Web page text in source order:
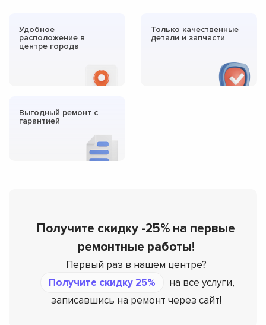
Удобное
расположение в
центре города
Только качественные
детали и запчасти
Выгодный ремонт с
гарантией
Получите скидку -25% на первые
ремонтные работы!
Первый раз в нашем центре?
Получите скидку 25%
на все услуги,
записавшись на ремонт через сайт!